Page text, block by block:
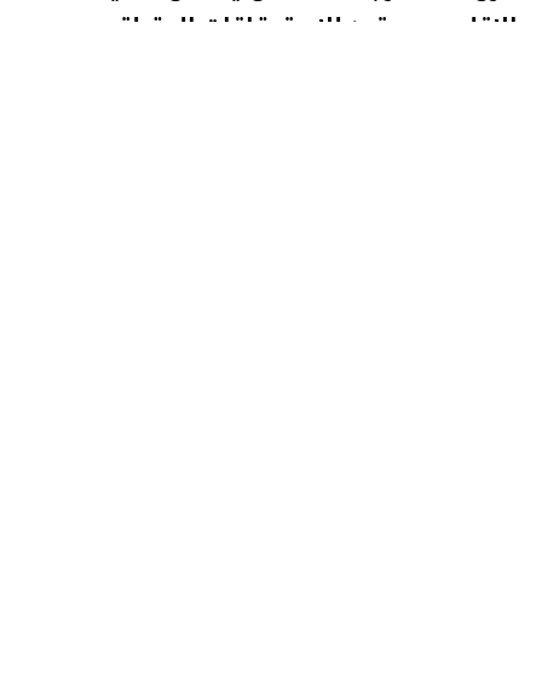
الإقليم ويستعد للاستحقاقات المقبلة